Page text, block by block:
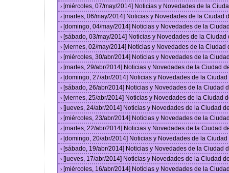
› [miércoles, 07/may/2014] Noticias y Novedades de la
› [martes, 06/may/2014] Noticias y Novedades de la Ciudad
› [domingo, 04/may/2014] Noticias y Novedades de la
› [sábado, 03/may/2014] Noticias y Novedades de la
› [viernes, 02/may/2014] Noticias y Novedades de la
› [miércoles, 30/abr/2014] Noticias y Novedades de la
› [martes, 29/abr/2014] Noticias y Novedades de la Ciudad
› [domingo, 27/abr/2014] Noticias y Novedades de la
› [sábado, 26/abr/2014] Noticias y Novedades de la Ciudad
› [viernes, 25/abr/2014] Noticias y Novedades de la Ciudad
› [jueves, 24/abr/2014] Noticias y Novedades de la Ciudad
› [miércoles, 23/abr/2014] Noticias y Novedades de la
› [martes, 22/abr/2014] Noticias y Novedades de la Ciudad
› [domingo, 20/abr/2014] Noticias y Novedades de la
› [sábado, 19/abr/2014] Noticias y Novedades de la Ciudad
› [jueves, 17/abr/2014] Noticias y Novedades de la Ciudad
› [miércoles, 16/abr/2014] Noticias y Novedades de la